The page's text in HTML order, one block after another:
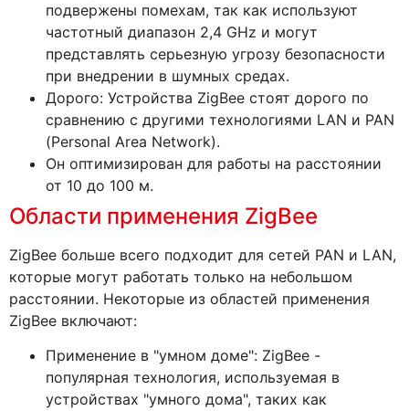
подвержены помехам, так как используют
частотный диапазон 2,4 GHz и могут
представлять серьезную угрозу безопасности
при внедрении в шумных средах.
Дорого: Устройства ZigBee стоят дорого по
сравнению с другими технологиями LAN и PAN
(Personal Area Network).
Он оптимизирован для работы на расстоянии
от 10 до 100 м.
Области применения ZigBee
ZigBee больше всего подходит для сетей PAN и LAN,
которые могут работать только на небольшом
расстоянии. Некоторые из областей применения
ZigBee включают:
Применение в "умном доме": ZigBee -
популярная технология, используемая в
устройствах "умного дома", таких как